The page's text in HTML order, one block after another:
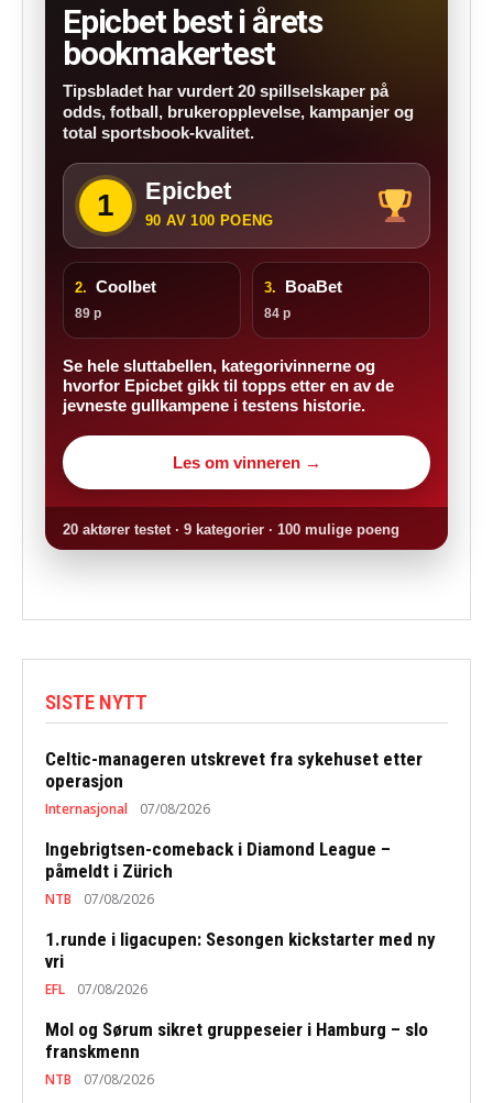
Epicbet best i årets
bookmakertest
Tipsbladet har vurdert 20 spillselskaper på
odds, fotball, brukeropplevelse, kampanjer og
total sportsbook-kvalitet.
1 Epicbet
90 AV 100 POENG
2. Coolbet
89 p
3. BoaBet
84 p
Se hele sluttabellen, kategorivinnerne og
hvorfor Epicbet gikk til topps etter en av de
jevneste gullkampene i testens historie.
Les om vinneren →
20 aktører testet · 9 kategorier · 100 mulige poeng
SISTE NYTT
Celtic-manageren utskrevet fra sykehuset etter
operasjon
Internasjonal 07/08/2026
Ingebrigtsen-comeback i Diamond League –
påmeldt i Zürich
NTB 07/08/2026
1.runde i ligacupen: Sesongen kickstarter med ny
vri
EFL 07/08/2026
Mol og Sørum sikret gruppeseier i Hamburg – slo
franskmenn
NTB 07/08/2026